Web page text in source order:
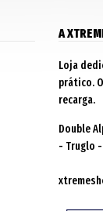
A
Loja
prático.
recarga.
Double
- Truglo -